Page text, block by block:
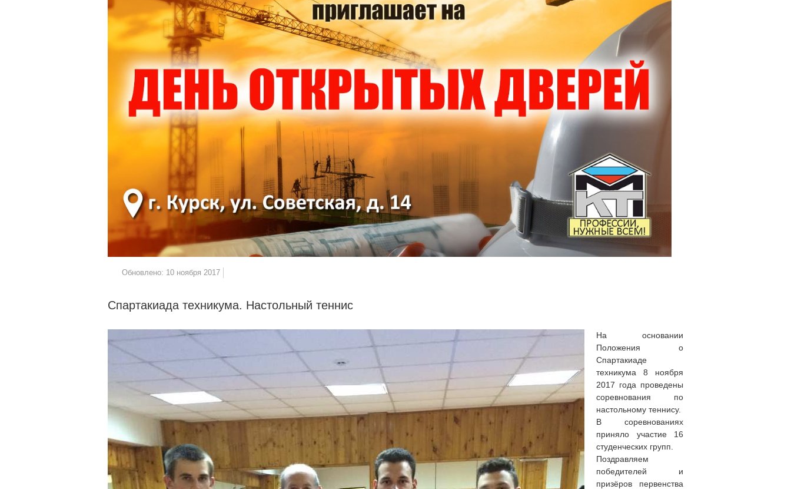
Обновлено: 10 ноября 2017
Спартакиада техникума. Настольный теннис
На основании
Положения о
Спартакиаде
техникума 8 ноября
2017 года проведены
соревнования по
настольному теннису.
В соревнованиях
приняло участие 16
студенческих групп.
Поздравляем
победителей и
призёров первенства